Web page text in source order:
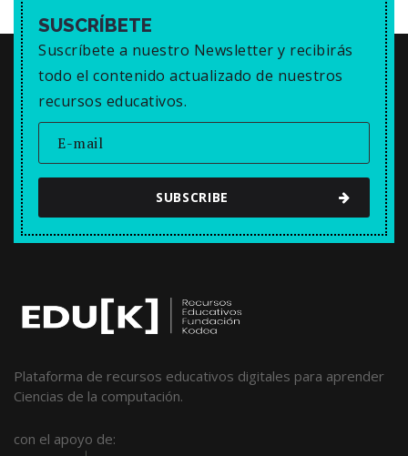
SUSCRÍBETE
Suscríbete a nuestro Newsletter y recibirás
todo el contenido actualizado de nuestros
recursos educativos.
SUBSCRIBE
Plataforma de recursos educativos digitales para aprender
Ciencias de la computación.
con el apoyo de: